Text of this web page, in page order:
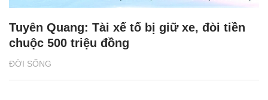
ĐỜI SỐNG
Tuyên Quang: Tài xế tố bị giữ xe, đòi tiền
chuộc 500 triệu đồng